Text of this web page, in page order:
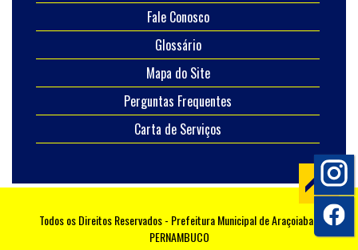
Fale Conosco
Glossário
Mapa do Site
Perguntas Frequentes
Carta de Serviços
Todos os Direitos Reservados - Prefeitura Municipal de Araçoiaba -
PERNAMBUCO